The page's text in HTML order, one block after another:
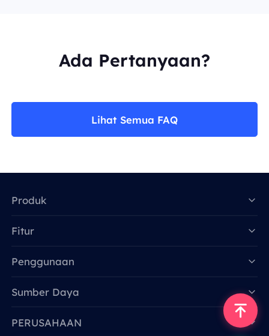
Ada Pertanyaan?
Lihat Semua FAQ
Produk
Fitur
Penggunaan
Sumber Daya
PERUSAHAAN